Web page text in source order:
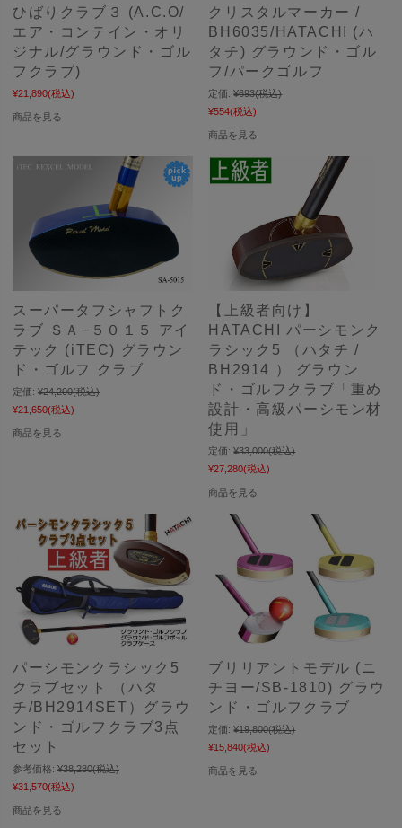
ひばりクラブ３ (A.C.O/
エア・コンテイン・オリ
ジナル/グラウンド・ゴル
フクラブ)
¥21,890(税込)
商品を見る
クリスタルマーカー /
BH6035/HATACHI (ハ
タチ) グラウンド・ゴル
フ/パークゴルフ
定価: ¥693(税込)
¥554(税込)
商品を見る
スーパータフシャフトク
ラブ ＳＡ−５０１５ アイ
テック (iTEC) グラウン
ド・ゴルフ クラブ
定価: ¥24,200(税込)
¥21,650(税込)
商品を見る
【上級者向け】
HATACHI パーシモンク
ラシック5 （ハタチ /
BH2914 ） グラウン
ド・ゴルフクラブ「重め
設計・高級パーシモン材
使用」
定価: ¥33,000(税込)
¥27,280(税込)
商品を見る
パーシモンクラシック5
クラブセット （ハタ
チ/BH2914SET）グラウ
ンド・ゴルフクラブ3点
セット
参考価格: ¥38,280(税込)
¥31,570(税込)
商品を見る
ブリリアントモデル (ニ
チヨー/SB-1810) グラウ
ンド・ゴルフクラブ
定価: ¥19,800(税込)
¥15,840(税込)
商品を見る